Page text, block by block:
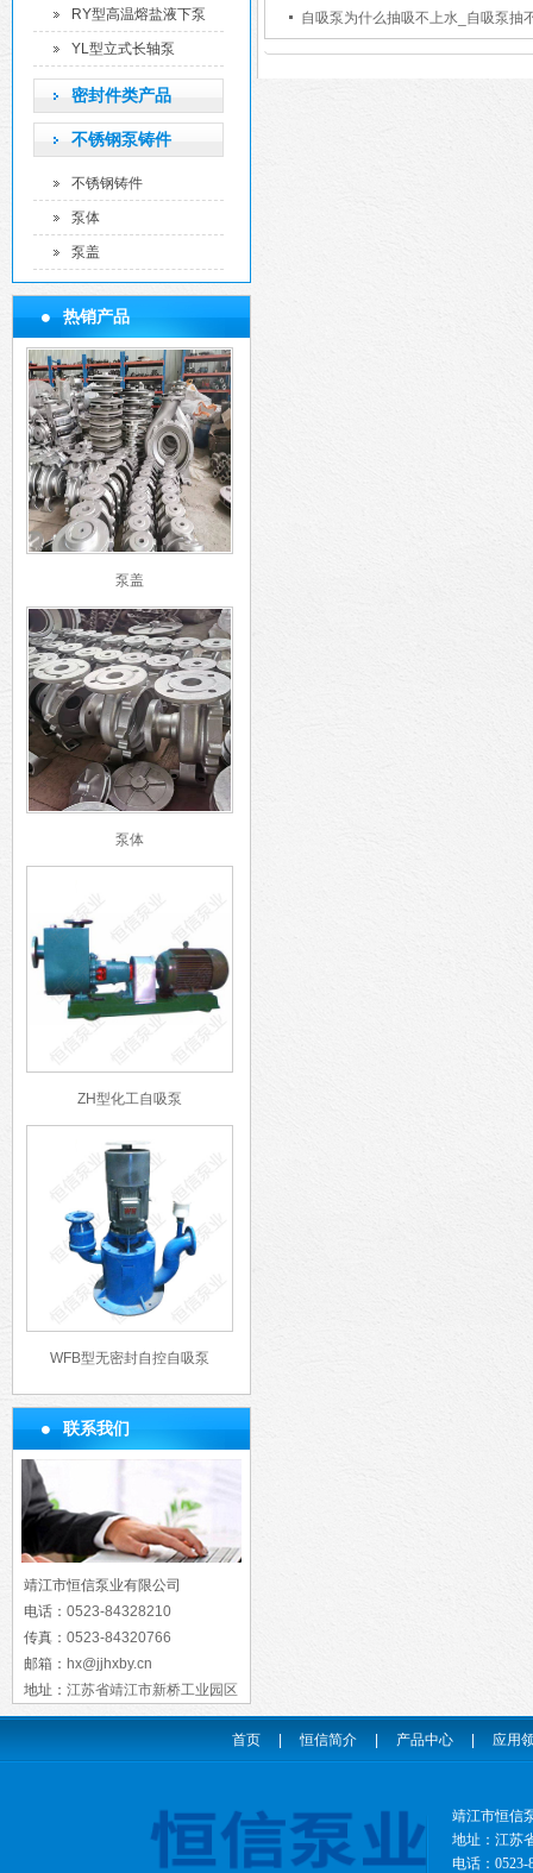
下...
RY型高温熔盐液下泵
YL型立式长轴泵
密封件类产品
不锈钢泵铸件
不锈钢铸件
泵体
泵盖
热销产品
泵盖
泵体
ZH型化工自吸泵
WFB型无密封自控自吸泵
联系我们
靖江市恒信泵业有限公司
电话： 0523-84328210
传真： 0523-84320766
邮箱： hx@jjhxby.cn
地址： 江苏省靖江市新桥工业园区
自吸泵为什么抽吸不上水_自吸泵抽
首页 恒信简介 产品中心 应用
靖江市恒信
地址：江苏
电话：